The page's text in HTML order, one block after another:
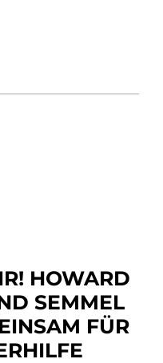
HOWARD
SEMMEL
FÜR